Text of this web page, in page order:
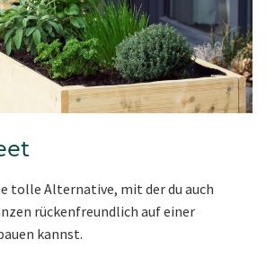
tolle Alternative, mit der du auch
rückenfreundlich auf einer
kannst.